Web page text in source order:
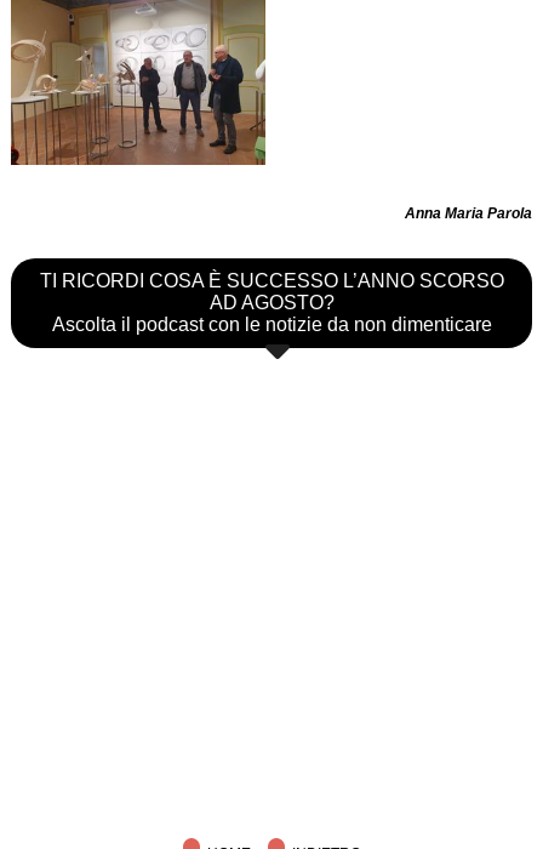
Anna Maria Parola
TI RICORDI COSA È SUCCESSO L’ANNO SCORSO
AD AGOSTO?
Ascolta il podcast con le notizie da non dimenticare